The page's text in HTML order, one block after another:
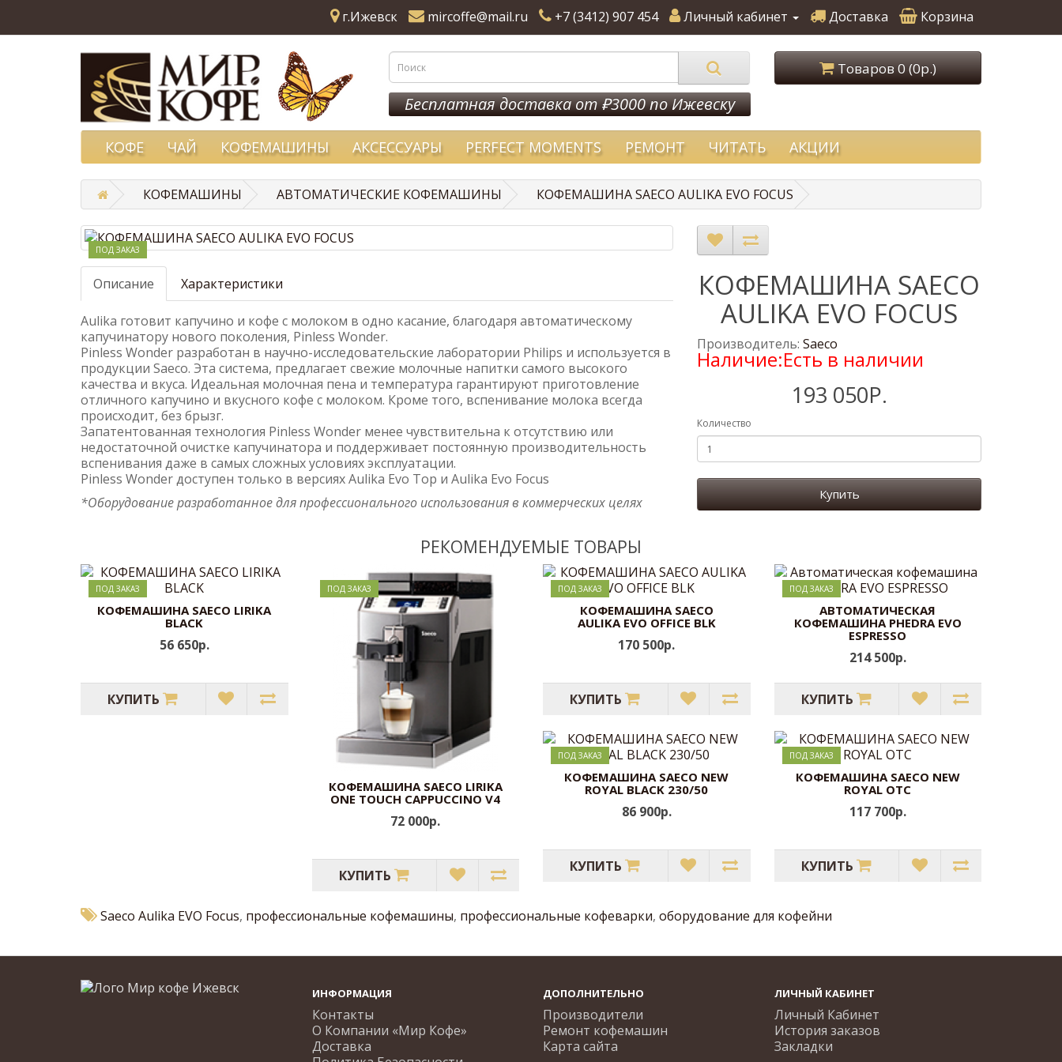
г.Ижевск mircoffe@mail.ru +7 (3412) 907 454 Личный кабинет Доставка Корзина
Бесплатная доставка от ₽3000 по Ижевску
Товаров 0 (0р.)
КОФЕ ЧАЙ КОФЕМАШИНЫ АКСЕССУАРЫ PERFECT MOMENTS РЕМОНТ ЧИТАТЬ АКЦИИ
КОФЕМАШИНЫ АВТОМАТИЧЕСКИЕ КОФЕМАШИНЫ КОФЕМАШИНА SAECO AULIKA EVO FOCUS
ПОД ЗАКАЗ
Описание Характеристики
Aulika готовит капучино и кофе с молоком в одно касание, благодаря автоматическому
капучинатору нового поколения, Pinless Wonder.
Pinless Wonder разработан в научно-исследовательские лаборатории Philips и используется в
продукции Saeco. Эта система, предлагает свежие молочные напитки самого высокого
качества и вкуса. Идеальная молочная пена и температура гарантируют приготовление
отличного капучино и вкусного кофе с молоком. Кроме того, вспенивание молока всегда
происходит, без брызг.
Запатентованная технология Pinless Wonder менее чувствительна к отсутствию или
недостаточной очистке капучинатора и поддерживает постоянную производительность
вспенивания даже в самых сложных условиях эксплуатации.
Pinless Wonder доступен только в версиях Aulika Evo Top и Aulika Evo Focus
*Оборудование разработанное для профессионального использования в коммерческих целях
КОФЕМАШИНА SAECO
AULIKA EVO FOCUS
Производитель: Saeco
Наличие:Есть в наличии
193 050Р.
Количество
Купить
РЕКОМЕНДУЕМЫЕ ТОВАРЫ
ПОД ЗАКАЗ
КОФЕМАШИНА SAECO LIRIKA
BLACK
56 650р.
КУПИТЬ
ПОД ЗАКАЗ
КОФЕМАШИНА SAECO LIRIKA
ONE TOUCH CAPPUCCINO V4
72 000р.
КУПИТЬ
ПОД ЗАКАЗ
КОФЕМАШИНА SAECO
AULIKA EVO OFFICE BLK
170 500р.
КУПИТЬ
ПОД ЗАКАЗ
АВТОМАТИЧЕСКАЯ
КОФЕМАШИНА PHEDRA EVO
ESPRESSO
214 500р.
КУПИТЬ
ПОД ЗАКАЗ
КОФЕМАШИНА SAECO NEW
ROYAL BLACK 230/50
86 900р.
КУПИТЬ
ПОД ЗАКАЗ
КОФЕМАШИНА SAECO NEW
ROYAL OTC
117 700р.
КУПИТЬ
Saeco Aulika EVO Focus, профессиональные кофемашины, профессиональные кофеварки, оборудование для кофейни
ИНФОРМАЦИЯ
Контакты
О Компании «Мир Кофе»
Доставка
ДОПОЛНИТЕЛЬНО
Производители
Ремонт кофемашин
Карта сайта
ЛИЧНЫЙ КАБИНЕТ
Личный Кабинет
История заказов
Закладки